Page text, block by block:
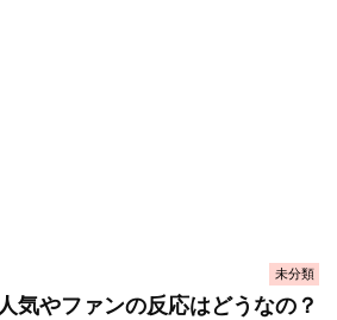
未分類
気やファンの反応はどうなの？